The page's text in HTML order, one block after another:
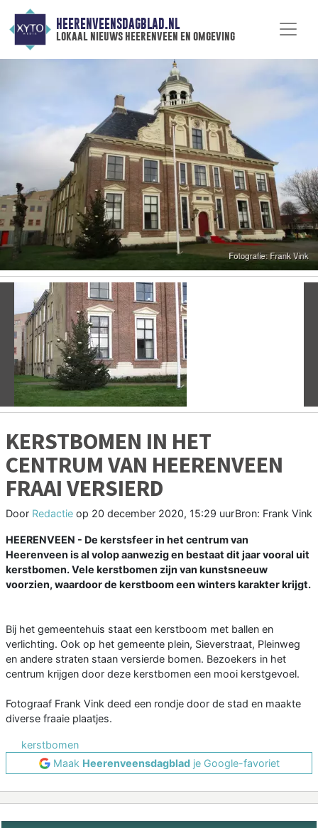
HEERENVEENSDAGBLAD.NL
lokaal nieuws heerenveen en omgeving
Vorige
KERSTBOMEN IN HET
CENTRUM VAN HEERENVEEN
FRAAI VERSIERD
Door Redactie op 20 december 2020, 15:29 uurBron: Frank Vink
HEERENVEEN - De kerstsfeer in het centrum van
Heerenveen is al volop aanwezig en bestaat dit jaar vooral uit
kerstbomen. Vele kerstbomen zijn van kunstsneeuw
voorzien, waardoor de kerstboom een winters karakter krijgt.
Bij het gemeentehuis staat een kerstboom met ballen en
verlichting. Ook op het gemeente plein, Sieverstraat, Pleinweg
en andere straten staan versierde bomen. Bezoekers in het
centrum krijgen door deze kerstbomen een mooi kerstgevoel.
Fotograaf Frank Vink deed een rondje door de stad en maakte
diverse fraaie plaatjes.
kerstbomen
Maak Heerenveensdagbladje Google-favoriet